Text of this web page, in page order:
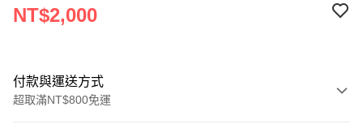
NT$2,000
付款與運送方式
超取滿NT$800免運